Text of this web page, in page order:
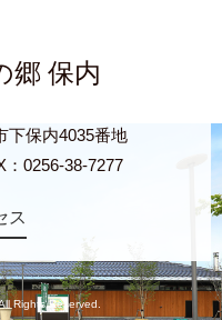
郷 保内
下保内4035番地
：0256-38-7277
ス
Rights Reserved.